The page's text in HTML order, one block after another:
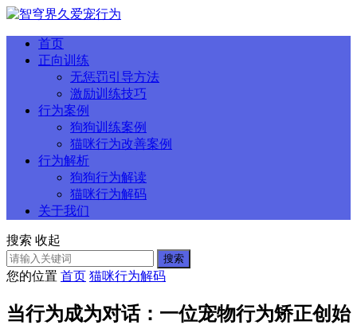
首页
正向训练
无惩罚引导方法
激励训练技巧
行为案例
狗狗训练案例
猫咪行为改善案例
行为解析
狗狗行为解读
猫咪行为解码
关于我们
搜索 收起
搜索
您的位置 首页 猫咪行为解码
当行为成为对话：一位宠物行为矫正创始